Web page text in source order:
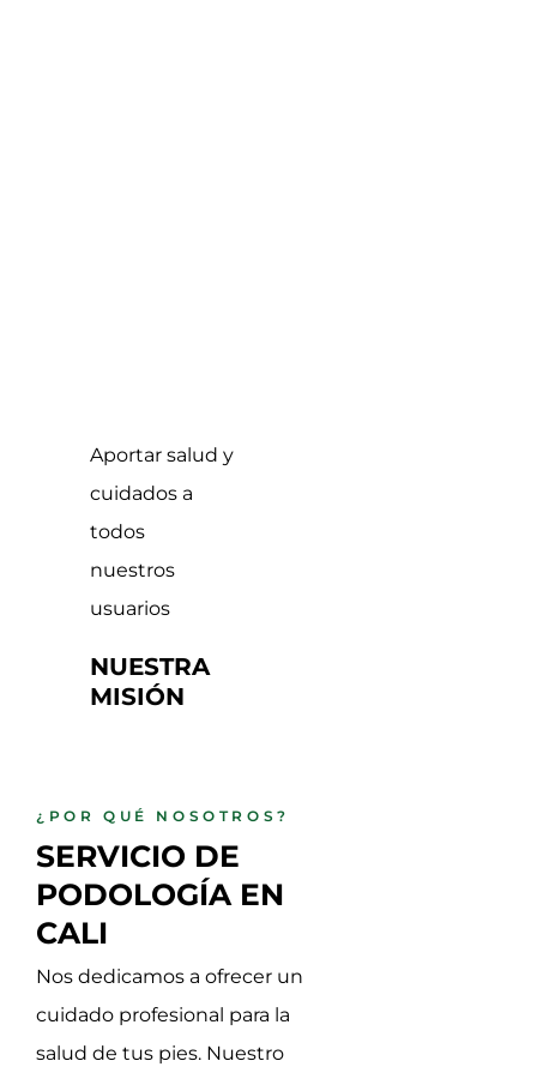
¿POR QUÉ NOSOTROS?
SERVICIO DE
PODOLOGÍA EN
CALI
Nos dedicamos a ofrecer un
cuidado profesional para la
salud de tus pies. Nuestro
Aportar salud y
cuidados a
todos
nuestros
usuarios
NUESTRA
MISIÓN